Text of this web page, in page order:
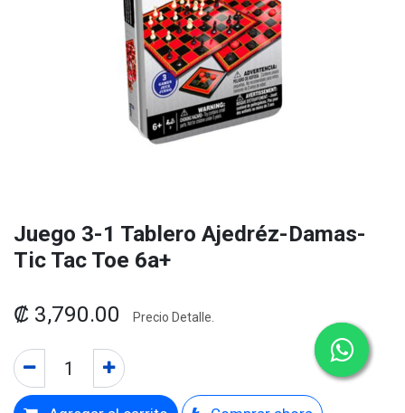
Juego 3-1 Tablero Ajedréz-Damas-
Tic Tac Toe 6a+
₡ 3,790.00 Precio Detalle.